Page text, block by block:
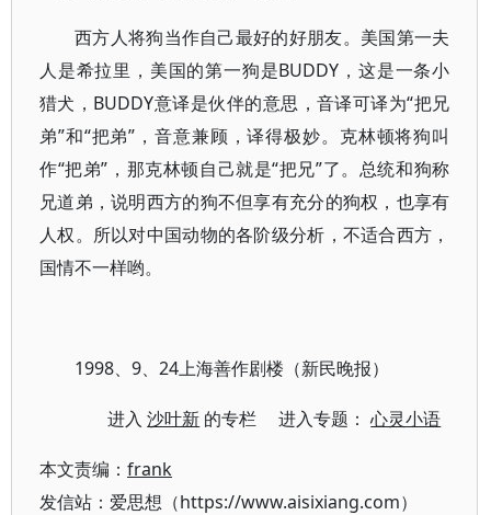
西方人将狗当作自己最好的好朋友。美国第一夫
人是希拉里，美国的第一狗是BUDDY，这是一条小
猎犬，BUDDY意译是伙伴的意思，音译可译为“把兄
弟”和“把弟”，音意兼顾，译得极妙。克林顿将狗叫
作“把弟”，那克林顿自己就是“把兄”了。总统和狗称
兄道弟，说明西方的狗不但享有充分的狗权，也享有
人权。所以对中国动物的各阶级分析，不适合西方，
国情不一样哟。
1998、9、24上海善作剧楼（新民晚报）
进入沙叶新 的专栏 进入专题：心灵小语
本文责编： frank
发信站：爱思想（https://www.aisixiang.com）